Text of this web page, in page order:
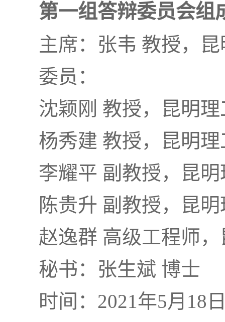
第一组答辩委员会组
主席：张韦 教授，
委员：
沈颖刚 教授，昆明
杨秀建 教授，昆明
李耀平 副教授，昆
陈贵升 副教授，昆
赵逸群 高级工程师
秘书：张生斌 博士
时间：2021年5月18